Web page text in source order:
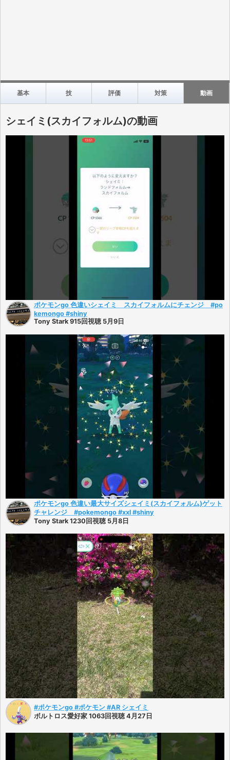
基本 技 評価 対策 動画
シェイミ(スカイフォルム)の動画
ポケモンgo 色違いシェイミ スカイフォルムにチェンジ #po
kemongo #shiny
Tony Stark 915回視聴 5月9日
ポケモンgo 色違い最大サイズシェイミ(スカイフォルム)ゲット
チャレンジ #pokemongo #xxl #shiny
Tony Stark 1230回視聴 5月8日
#ポケモンgo #ポケモン #AR シェイミ
ボルトロス愛好家 1063回視聴 4月27日